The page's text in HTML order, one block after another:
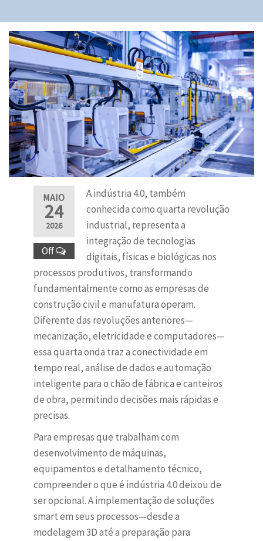
MAIO
24
2026
Off
A indústria 4.0, também
conhecida como quarta revolução
industrial, representa a
integração de tecnologias
digitais, físicas e biológicas nos
processos produtivos, transformando
fundamentalmente como as empresas de
construção civil e manufatura operam.
Diferente das revoluções anteriores—
mecanização, eletricidade e computadores—
essa quarta onda traz a conectividade em
tempo real, análise de dados e automação
inteligente para o chão de fábrica e canteiros
de obra, permitindo decisões mais rápidas e
precisas.
Para empresas que trabalham com
desenvolvimento de máquinas,
equipamentos e detalhamento técnico,
compreender o que é indústria 4.0 deixou de
ser opcional. A implementação de soluções
smart em seus processos—desde a
modelagem 3D até a preparação para